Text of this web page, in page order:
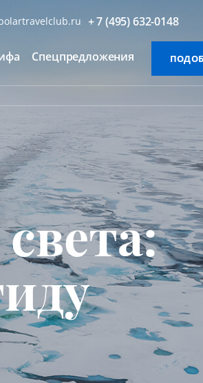
+ 7 (495) 632-0148
Спецпредложения